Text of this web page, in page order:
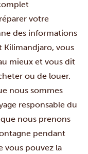
votre
des informations
Kilimandjaro, vous
mieux et vous dit
ou de louer.
nous sommes
responsable du
que nous prenons
pendant
vous pouvez la